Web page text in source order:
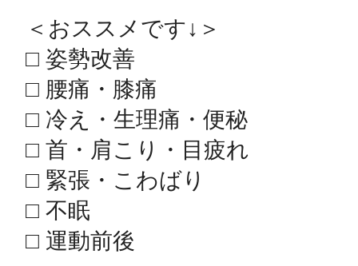
＜おススメです↓＞
□ 姿勢改善
□ 腰痛・膝痛
□ 冷え・生理痛・便秘
□ 首・肩こり・目疲れ
□ 緊張・こわばり
□ 不眠
□ 運動前後